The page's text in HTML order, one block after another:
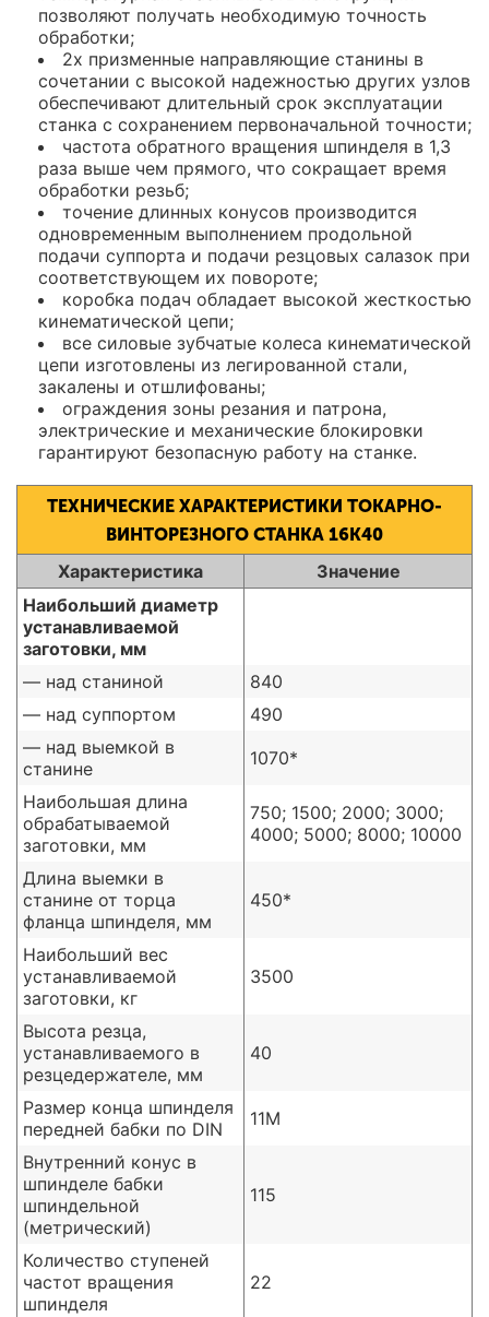
позволяют получать необходимую точность
обработки;
2х призменные направляющие станины в
сочетании с высокой надежностью других узлов
обеспечивают длительный срок эксплуатации
станка с сохранением первоначальной точности;
частота обратного вращения шпинделя в 1,3
раза выше чем прямого, что сокращает время
обработки резьб;
точение длинных конусов производится
одновременным выполнением продольной
подачи суппорта и подачи резцовых салазок при
соответствующем их повороте;
коробка подач обладает высокой жесткостью
кинематической цепи;
все силовые зубчатые колеса кинематической
цепи изготовлены из легированной стали,
закалены и отшлифованы;
ограждения зоны резания и патрона,
электрические и механические блокировки
гарантируют безопасную работу на станке.
ТЕХНИЧЕСКИЕ ХАРАКТЕРИСТИКИ ТОКАРНО-
ВИНТОРЕЗНОГО СТАНКА 16К40
Характеристика
Значение
Наибольший диаметр
устанавливаемой
заготовки, мм
— над станиной
840
— над суппортом
490
— над выемкой в
станине
1070*
Наибольшая длина
обрабатываемой
заготовки, мм
750; 1500; 2000; 3000;
4000; 5000; 8000; 10000
Длина выемки в
станине от торца
фланца шпинделя, мм
450*
Наибольший вес
устанавливаемой
заготовки, кг
3500
Высота резца,
устанавливаемого в
резцедержателе, мм
40
Размер конца шпинделя
передней бабки по DIN
11М
Внутренний конус в
шпинделе бабки
шпиндельной
(метрический)
115
Количество ступеней
частот вращения
шпинделя
22